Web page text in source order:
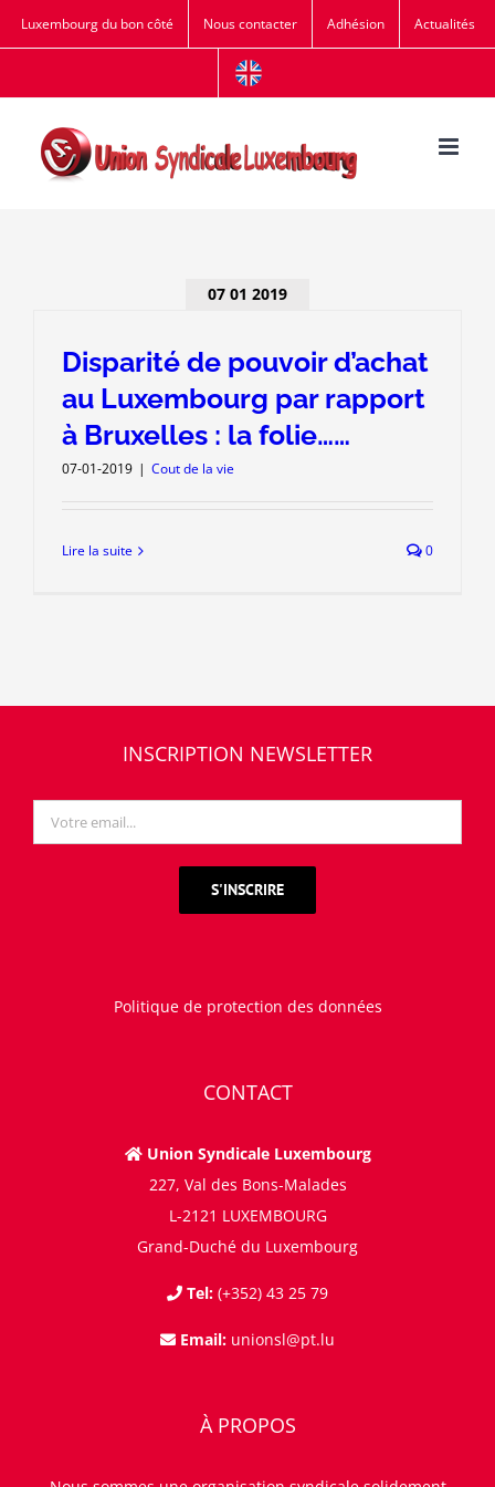
Passer
au
Luxembourg du bon côté Nous contacter Adhésion Actualités
07 01 2019
Disparité de pouvoir d’achat
au Luxembourg par rapport
à Bruxelles : la folie……
07-01-2019 | Cout de la vie
Lire la suite 0
INSCRIPTION NEWSLETTER
Politique de protection des données
CONTACT
Union Syndicale Luxembourg
227, Val des Bons-Malades
L-2121 LUXEMBOURG
Grand-Duché du Luxembourg
Tel: (+352) 43 25 79
Email: unionsl@pt.lu
À PROPOS